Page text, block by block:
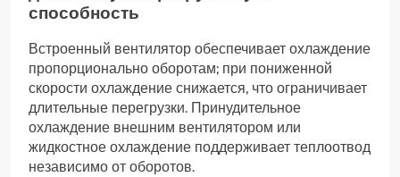
способность
Встроенный вентилятор обеспечивает охлаждение
пропорционально оборотам; при пониженной
скорости охлаждение снижается, что ограничивает
длительные перегрузки. Принудительное
охлаждение внешним вентилятором или
жидкостное охлаждение поддерживает теплоотвод
независимо от оборотов.